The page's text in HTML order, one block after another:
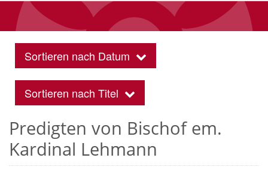
Sortieren nach Datum
Sortieren nach Titel
Predigten von Bischof em.
Kardinal Lehmann